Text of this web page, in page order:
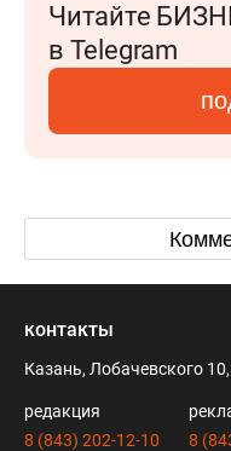
Читайте
в Telegram
контакты
Казань, Лобачевского
редакция
8 (843) 202-12-10
8